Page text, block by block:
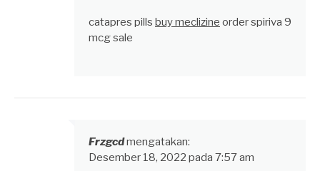
catapres pills buy meclizine order spiriva 9
mcg sale
Frzgcdmengatakan:
Desember 18, 2022 pada 7:57 am